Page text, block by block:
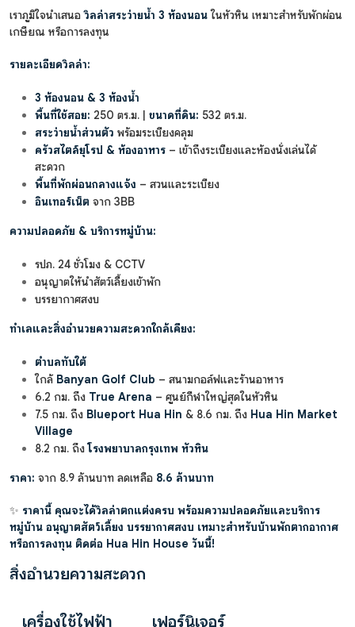
เราภูมิใจนำเสนอวิลล่าสระว่ายน้ำ 3 ห้องนอนในหัวหิน เหมาะสำหรับพักผ่อน
เกษียณ หรือการลงทุน
รายละเอียดวิลล่า:
3 ห้องนอน & 3 ห้องน้ำ
พื้นที่ใช้สอย: 250 ตร.ม. | ขนาดที่ดิน: 532 ตร.ม.
สระว่ายน้ำส่วนตัว พร้อมระเบียงคลุม
ครัวสไตล์ยุโรป & ห้องอาหาร – เข้าถึงระเบียงและห้องนั่งเล่นได้
สะดวก
พื้นที่พักผ่อนกลางแจ้ง – สวนและระเบียง
อินเทอร์เน็ต จาก 3BB
ความปลอดภัย & บริการหมู่บ้าน:
รปภ. 24 ชั่วโมง & CCTV
อนุญาตให้นำสัตว์เลี้ยงเข้าพัก
บรรยากาศสงบ
ทำเลและสิ่งอำนวยความสะดวกใกล้เคียง:
ตำบลทับใต้
ใกล้ Banyan Golf Club – สนามกอล์ฟและร้านอาหาร
6.2 กม. ถึง True Arena – ศูนย์กีฬาใหญ่สุดในหัวหิน
7.5 กม. ถึง Blueport Hua Hin & 8.6 กม. ถึง Hua Hin Market
Village
8.2 กม. ถึงโรงพยาบาลกรุงเทพ หัวหิน
ราคา: จาก 8.9 ล้านบาท ลดเหลือ 8.6 ล้านบาท
✨ ราคานี้ คุณจะได้วิลล่าตกแต่งครบ พร้อมความปลอดภัยและบริการ
หมู่บ้าน อนุญาตสัตว์เลี้ยง บรรยากาศสงบ เหมาะสำหรับบ้านพักตากอากาศ
หรือการลงทุน ติดต่อ Hua Hin House วันนี้!
สิ่งอำนวยความสะดวก
เครื่องใช้ไฟฟ้า เฟอร์นิเจอร์